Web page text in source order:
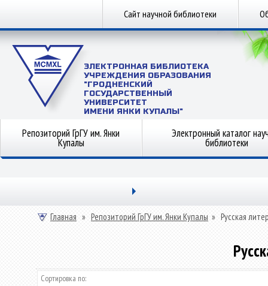
Сайт научной библиотеки
ЭЛЕКТРОННАЯ БИБЛИОТЕКА
УЧРЕЖДЕНИЯ ОБРАЗОВАНИЯ
"ГРОДНЕНСКИЙ
ГОСУДАРСТВЕННЫЙ
УНИВЕРСИТЕТ
ИМЕНИ ЯНКИ КУПАЛЫ"
Репозиторий ГрГУ им. Янки
Купалы
Электронный каталог
библиотеки
Главная » Репозиторий ГрГУ им. Янки Купалы » Русская
Сортировка по: